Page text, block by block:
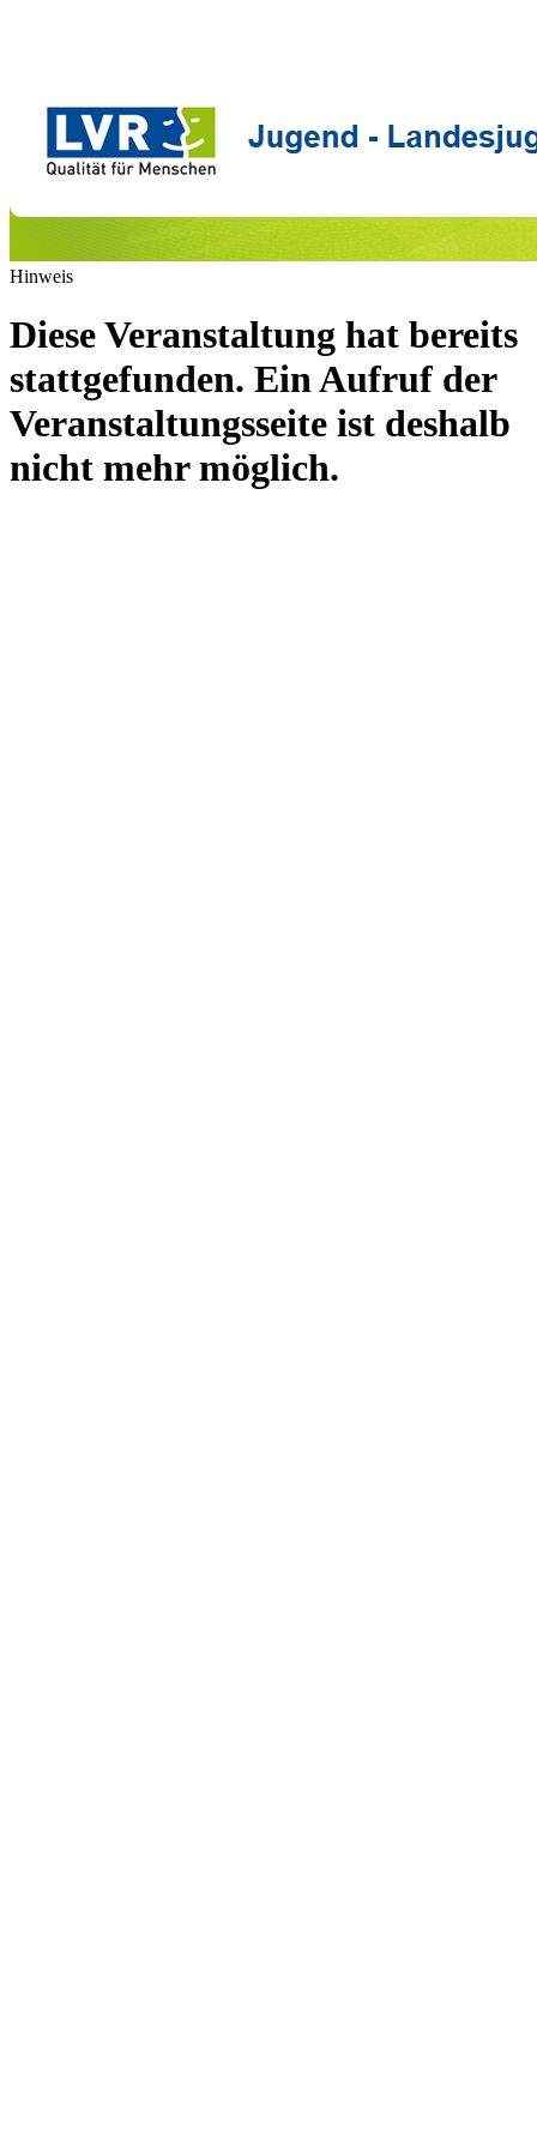
Hinweis
Diese Veranstaltung hat bereits
stattgefunden. Ein Aufruf der
Veranstaltungsseite ist deshalb
nicht mehr möglich.